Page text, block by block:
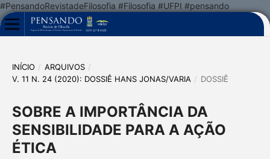
#PensandoRevistadeFilosofia #Filosofia #UFPI #pensando
INÍCIO / ARQUIVOS /
V. 11 N. 24 (2020): DOSSIÊ HANS JONAS/VARIA / DOSSIÊ
SOBRE A IMPORTÂNCIA DA
SENSIBILIDADE PARA A AÇÃO
ÉTICA